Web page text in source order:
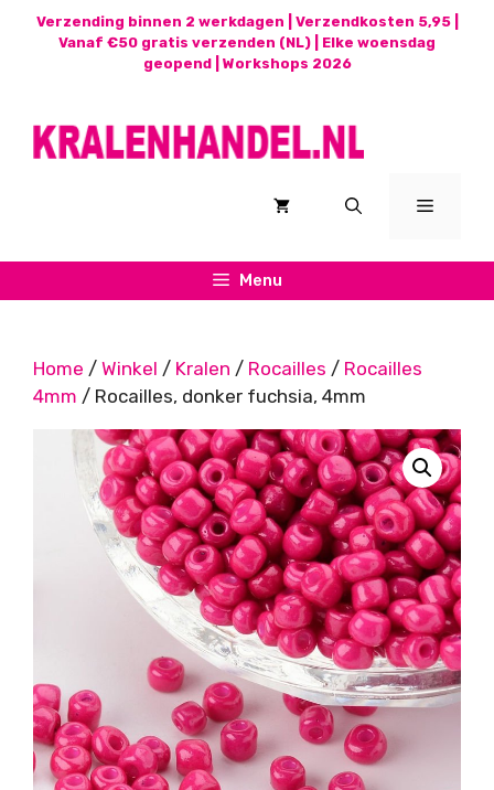
Verzending binnen 2 werkdagen | Verzendkosten 5,95 |
Vanaf €50 gratis verzenden (NL) | Elke woensdag
geopend | Workshops 2026
Menu
Menu
Home / Winkel / Kralen / Rocailles / Rocailles
4mm / Rocailles, donker fuchsia, 4mm